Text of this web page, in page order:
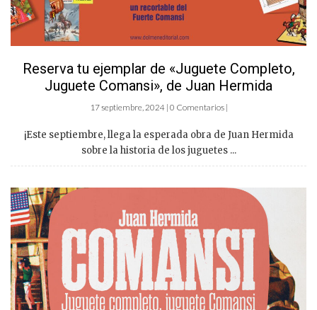
Reserva tu ejemplar de «Juguete Completo,
Juguete Comansi», de Juan Hermida
17 septiembre, 2024 | 0 Comentarios |
¡Este septiembre, llega la esperada obra de Juan Hermida
sobre la historia de los juguetes ...